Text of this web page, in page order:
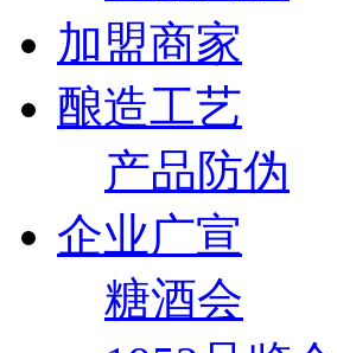
加盟商家
酿造工艺
产品防伪
企业广宣
糖酒会